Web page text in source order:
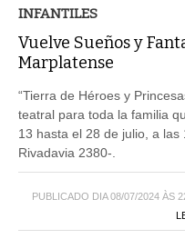
INFANTILES
Vuelve Sueños y
Marplatense
“Tierra de Héroes y
teatral para toda la familia
13 hasta el 28 de julio, a
Rivadavia 2380-.
PUBLICADO DIA 08/07/2024 ÀS